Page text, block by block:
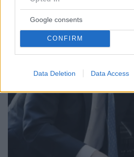
Google consents
CONFIRM
Data Deletion Data Access